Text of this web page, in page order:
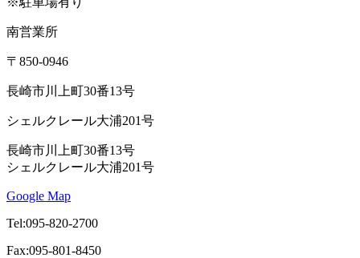
南営業所
〒850-0946
長崎市川上町30番13号
シェルクレール大浦201号
長崎市川上町30番13号
シェルクレール大浦201号
Google Map
Tel:095-820-2700
Fax:095-801-8450